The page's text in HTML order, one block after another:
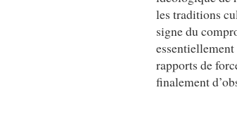
les traditions
signe du
rapports de
finalement